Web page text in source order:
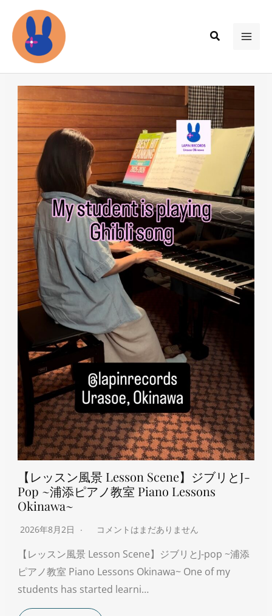
検
【レッスン風景 Lesson Scene】ジブリとJ-
Pop ~浦添ピアノ教室 Piano Lessons
Okinawa~
2026年8月2日 コメントはまだありません
【レッスン風景 Lesson Scene】ジブリとJ-pop ~浦添
ピアノ教室 Piano Lessons Okinawa~ One of my
students has started learni…